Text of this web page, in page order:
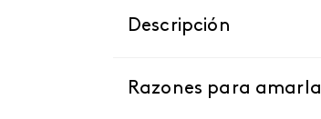
Descripción
Razones para amarla